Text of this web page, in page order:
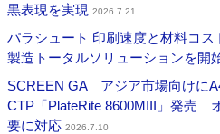
黒表現を実現 2026.7.21
パラシュート 印刷速度と材料コ
製造トータルソリューションを開
SCREEN GA アジア市場向けに
CTP「PlateRite 8600MIII」発売
要に対応 2026.7.10